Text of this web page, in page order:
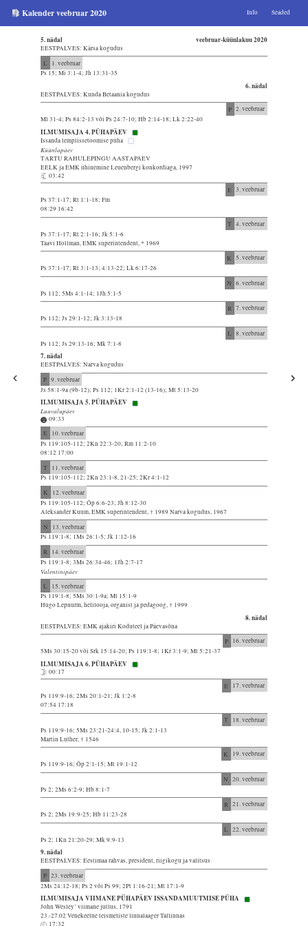
Kalender veebruar 2020 Info Seaded
5. nädal veebruar-küünlakuu 2020
EESTPALVES: Kärsa kogudus
L
1. veebruar
Ps 15; Mi 3:1-4; Jh 13:31-35
6. nädal
EESTPALVES: Kunda Betaania kogudus
P 2. veebruar
Ml 31-4; Ps 84:2-13 või Ps 24:7-10; Hb 2:14-18; Lk 2:22-40
ILMUMISAJA 4. PÜHAPÄEV
Issanda templissetoomise püha
Küünlapäev
TARTU RAHULEPINGU AASTAPÄEV
EELK ja EMK ühinemine Leuenbergi konkordiaga, 1997
03:42
E 3. veebruar
Ps 37:1-17; Rt 1:1-18; Fm
08:29 16:42
T 4. veebruar
Ps 37:1-17; Rt 2:1-16; Jk 5:1-6
Taavi Hollman, EMK superintendent, * 1969
K 5. veebruar
Ps 37:1-17; Rt 3:1-13; 4:13-22; Lk 6:17-26
N 6. veebruar
Ps 112; 5Ms 4:1-14; 1Jh 5:1-5
R 7. veebruar
Ps 112; Js 29:1-12; Jk 3:13-18
L 8. veebruar
Ps 112; Js 29:13-16; Mk 7:1-8
7. nädal
EESTPALVES: Narva kogudus
P 9. veebruar
Js 58:1-9a (9b-12); Ps 112; 1Kr 2:1-12 (13-16); Mt 5:13-20
ILMUMISAJA 5. PÜHAPÄEV
Luuvalupäev
09:33
E
10. veebruar
Ps 119:105-112; 2Kn 22:3-20; Rm 11:2-10
08:12 17:00
T
11. veebruar
Ps 119:105-112; 2Kn 23:1-8, 21-25; 2Kr 4:1-12
K
12. veebruar
Ps 119:105-112; Õp 6:6-23; Jh 8:12-30
Aleksander Kuum, EMK superintendent, † 1989 Narva kogudus, 1967
N
13. veebruar
Ps 119:1-8; 1Ms 26:1-5; Jk 1:12-16
R 14. veebruar
Ps 119:1-8; 3Ms 26:34-46; 1Jh 2:7-17
Valentinipäev
L
15. veebruar
Ps 119:1-8; 5Ms 30:1-9a; Mt 15:1-9
Hugo Lepnurm, helilooja, organist ja pedagoog, † 1999
8. nädal
EESTPALVES: EMK ajakiri Koduteel ja Päevasõna
P 16. veebruar
5Ms 30:15-20 või Srk 15:14-20; Ps 119:1-8; 1Kr 3:1-9; Mt 5:21-37
ILMUMISAJA 6. PÜHAPÄEV
00:17
E
17. veebruar
Ps 119:9-16; 2Ms 20:1-21; Jk 1:2-8
07:54 17:18
T
18. veebruar
Ps 119:9-16; 5Ms 23:21-24:4, 10-15; Jk 2:1-13
Martin Luther, † 1546
K
19. veebruar
Ps 119:9-16; Õp 2:1-15; Mt 19:1-12
N 20. veebruar
Ps 2; 2Ms 6:2-9; Hb 8:1-7
R 21. veebruar
Ps 2; 2Ms 19:9-25; Hb 11:23-28
L 22. veebruar
Ps 2; 1Kn 21:20-29; Mk 9:9-13
9. nädal
EESTPALVES: Eestimaa rahvas, president, riigikogu ja valitsus
P 23. veebruar
2Ms 24:12-18; Ps 2 või Ps 99; 2Pt 1:16-21; Mt 17:1-9
ILMUMISAJA VIIMANE PÜHAPÄEV ISSANDAMUUTMISE PÜHA
John Wesley’ viimane jutlus, 1791
23.-27.02 Venekeelne teismeliste linnalaager Tallinnas
17:32